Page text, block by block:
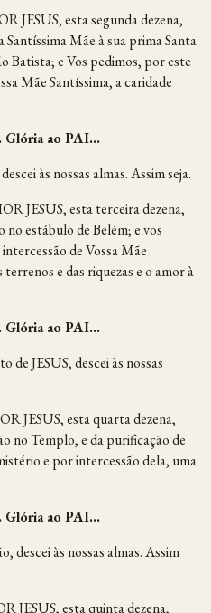
JESUS, esta segunda dezena,
Mãe à sua prima Santa
Batista; e Vos pedimos, por este
Mãe Santíssima, a caridade
Glória ao PAI…
às nossas almas. Assim seja.
JESUS, esta terceira dezena,
estábulo de Belém; e vos
de Vossa Mãe
e das riquezas e o amor à
Glória ao PAI…
de JESUS, descei às nossas
JESUS, esta quarta dezena,
no Templo, e da purificação de
e por intercessão dela, uma
Glória ao PAI…
descei às nossas almas. Assim
JESUS, esta quinta dezena,